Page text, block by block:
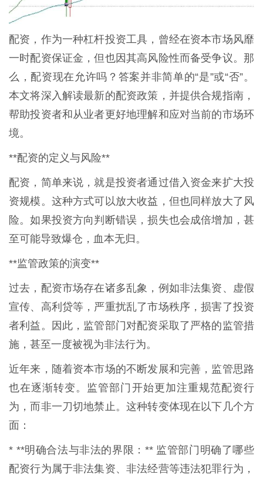
配资，作为一种杠杆投资工具，曾经在资本市场风靡
一时配资保证金，但也因其高风险性而备受争议。那
么，配资现在允许吗？答案并非简单的“是”或“否”。
本文将深入解读最新的配资政策，并提供合规指南，
帮助投资者和从业者更好地理解和应对当前的市场环
境。
**配资的定义与风险**
配资，简单来说，就是投资者通过借入资金来扩大投
资规模。这种方式可以放大收益，但也同样放大了风
险。如果投资方向判断错误，损失也会成倍增加，甚
至可能导致爆仓，血本无归。
**监管政策的演变**
过去，配资市场存在诸多乱象，例如非法集资、虚假
宣传、高利贷等，严重扰乱了市场秩序，损害了投资
者利益。因此，监管部门对配资采取了严格的监管措
施，甚至一度被视为非法行为。
近年来，随着资本市场的不断发展和完善，监管思路
也在逐渐转变。监管部门开始更加注重规范配资行
为，而非一刀切地禁止。这种转变体现在以下几个方
面：
* **明确合法与非法的界限：** 监管部门明确了哪些
配资行为属于非法集资、非法经营等违法犯罪行为，